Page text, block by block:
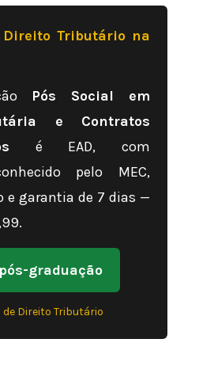
Tributário na
Pós Social em
e Contratos
é EAD, com
pelo MEC,
e garantia de 7 dias —
graduação
Direito Tributário